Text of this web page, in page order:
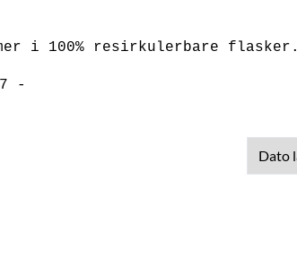
i 100% resirkulerbare flasker.
-